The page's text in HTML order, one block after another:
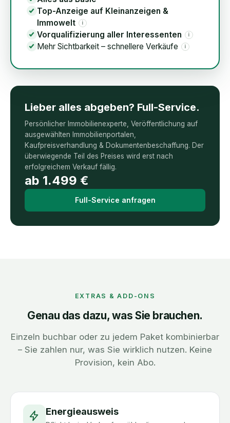
Top-Anzeige auf Kleinanzeigen &
Immowelt
i
Vorqualifizierung aller Interessenten i
Mehr Sichtbarkeit – schnellere Verkäufe i
Lieber alles abgeben? Full-Service.
Persönlicher Immobilienexperte, Veröffentlichung auf
ausgewählten Immobilienportalen,
Kaufpreisverhandlung & Dokumentenbeschaffung. Der
überwiegende Teil des Preises wird erst nach
erfolgreichem Verkauf fällig.
ab 1.499 €
Full-Service anfragen
EXTRAS & ADD-ONS
Genau das dazu, was Sie brauchen.
Einzeln buchbar oder zu jedem Paket kombinierbar
– Sie zahlen nur, was Sie wirklich nutzen. Keine
Provision, kein Abo.
Energieausweis